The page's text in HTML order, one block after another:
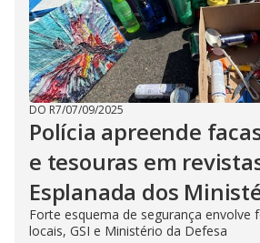
DO R7/07/09/2025
Polícia apreende
e tesouras em
Esplanada dos
Forte esquema de segurança envolve
locais, GSI e Ministério da Defesa